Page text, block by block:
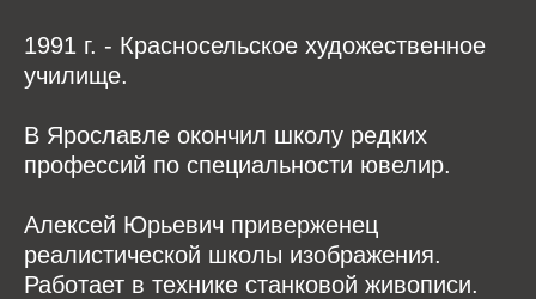
1991 г. - Красносельское художественное
училище.
В Ярославле окончил школу редких
профессий по специальности ювелир.
Алексей Юрьевич приверженец
реалистической школы изображения.
Работает в технике станковой живописи.